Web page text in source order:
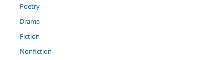
Poetry
Drama
Fiction
Nonfiction